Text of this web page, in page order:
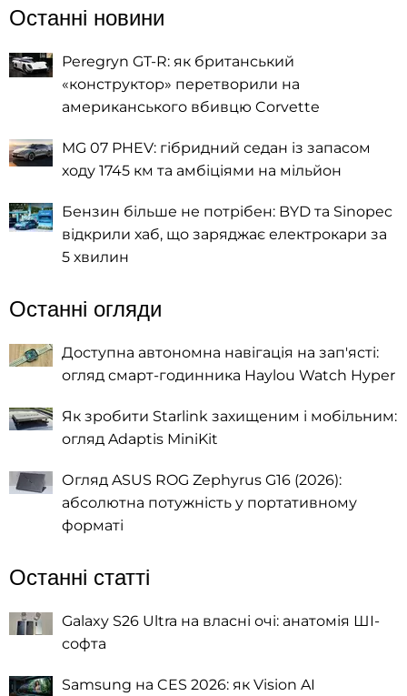
Останні новини
Peregryn GT-R: як британський
«конструктор» перетворили на
американського вбивцю Corvette
MG 07 PHEV: гібридний седан із запасом
ходу 1745 км та амбіціями на мільйон
Бензин більше не потрібен: BYD та Sinopec
відкрили хаб, що заряджає електрокари за
5 хвилин
Останні огляди
Доступна автономна навігація на зап'ясті:
огляд смарт-годинника Haylou Watch Hyper
Як зробити Starlink захищеним і мобільним:
огляд Adaptis MiniKit
Огляд ASUS ROG Zephyrus G16 (2026):
абсолютна потужність у портативному
форматі
Останні статті
Galaxy S26 Ultra на власні очі: анатомія ШІ-
софта
Samsung на CES 2026: як Vision AI